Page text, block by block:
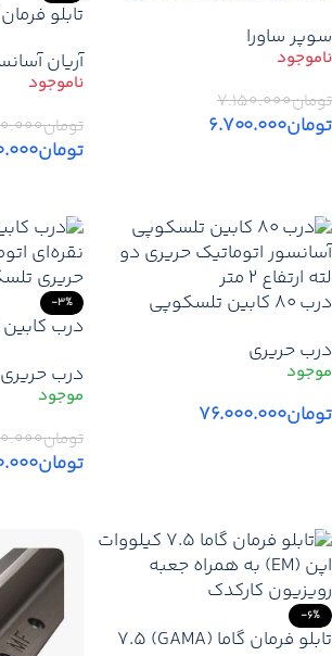
سوپر ساورا
تومان۷.۱۵۰.۰۰۰
تومان۶.۷۰۰.۰۰۰
تابلو
19 آمپر + کارکدک
آریان
تومان
تومان
درب 80 کابین تلسکوپی
ارتفاع 2 متر
درب حریری
تومان۷۶.۰۰۰.۰۰۰
-3%
متر
درب حریری
تومان
تومان
-6%
تابلو فرمان گاما (GAMA) 7.5